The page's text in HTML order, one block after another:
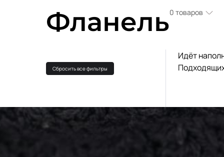
Фланель0 товаров
Сбросить все фильтры
Идёт